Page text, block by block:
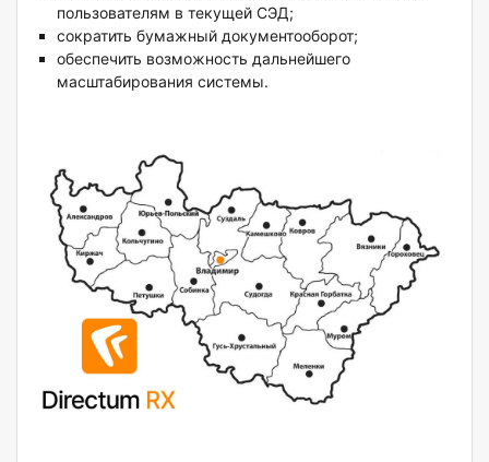
пользователям в текущей СЭД;
сократить бумажный документооборот;
обеспечить возможность дальнейшего
масштабирования системы.